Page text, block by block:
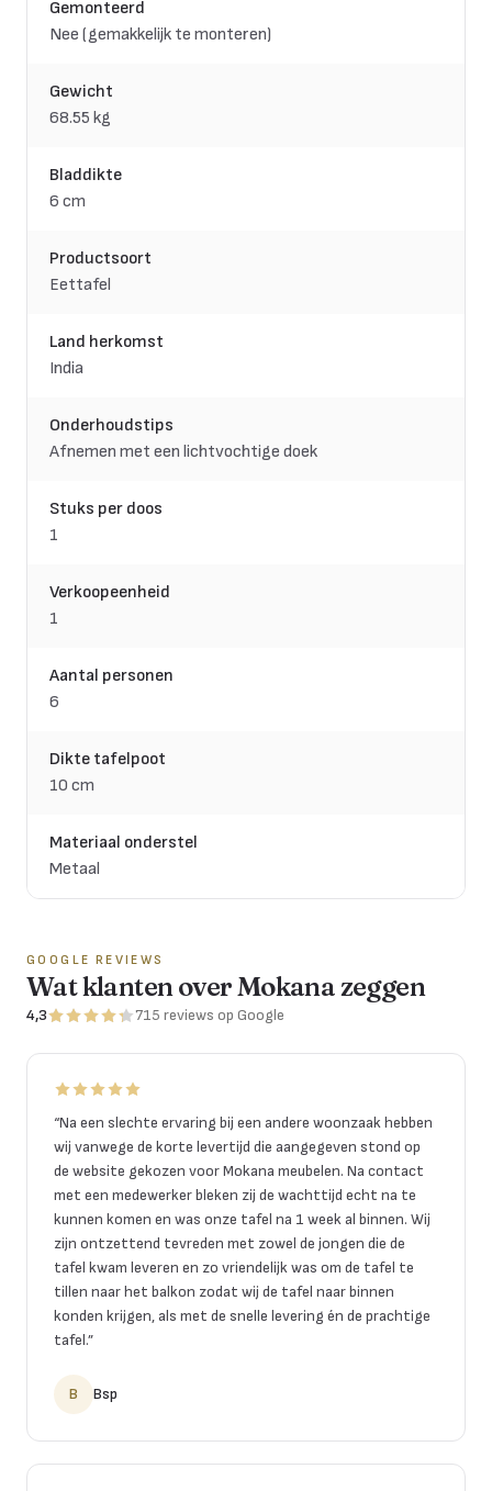
Gemonteerd
Nee (gemakkelijk te monteren)
Gewicht
68.55 kg
Bladdikte
6 cm
Productsoort
Eettafel
Land herkomst
India
Onderhoudstips
Afnemen met een lichtvochtige doek
Stuks per doos
1
Verkoopeenheid
1
Aantal personen
6
Dikte tafelpoot
10 cm
Materiaal onderstel
Metaal
GOOGLE REVIEWS
Wat klanten over Mokana zeggen
4,3 715 reviews op Google
“Na een slechte ervaring bij een andere woonzaak hebben
wij vanwege de korte levertijd die aangegeven stond op
de website gekozen voor Mokana meubelen. Na contact
met een medewerker bleken zij de wachttijd echt na te
kunnen komen en was onze tafel na 1 week al binnen. Wij
zijn ontzettend tevreden met zowel de jongen die de
tafel kwam leveren en zo vriendelijk was om de tafel te
tillen naar het balkon zodat wij de tafel naar binnen
konden krijgen, als met de snelle levering én de prachtige
tafel.”
B Bsp